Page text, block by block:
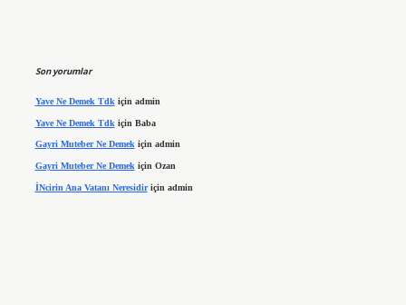
Son yorumlar
Yave Ne Demek Tdk için admin
Yave Ne Demek Tdk için Baba
Gayri Muteber Ne Demekiçin admin
Gayri Muteber Ne Demek için Ozan
İNcirin Ana Vatanı Neresidiriçin admin